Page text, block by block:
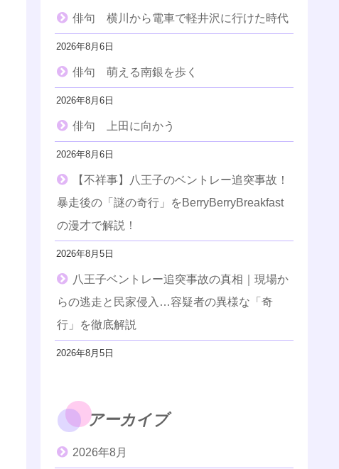
俳句 横川から電車で軽井沢に行けた時代
2026年8月6日
俳句 萌える南銀を歩く
2026年8月6日
俳句 上田に向かう
2026年8月6日
【不祥事】八王子のベントレー追突事故！
暴走後の「謎の奇行」をBerryBerryBreakfast
の漫才で解説！
2026年8月5日
八王子ベントレー追突事故の真相｜現場か
らの逃走と民家侵入…容疑者の異様な「奇
行」を徹底解説
2026年8月5日
アーカイブ
2026年8月